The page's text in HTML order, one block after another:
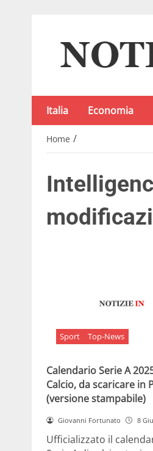
Italia Economia
Home /
Sport Top-News
Calendario Serie A
Calcio, da scaricare in
(versione stampabile)
Giovanni Fortunato 8
Ufficializzato il